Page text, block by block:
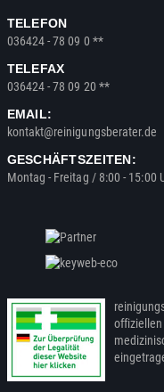
TELEFON
036424 - 78 09 0 **
TELEFAX
036424 - 78 09 20 **
EMAIL:
kontakt@reinigungsberater.de
GESCHÄFTSZEITEN:
Montag - Freitag / 8:00 - 15:00